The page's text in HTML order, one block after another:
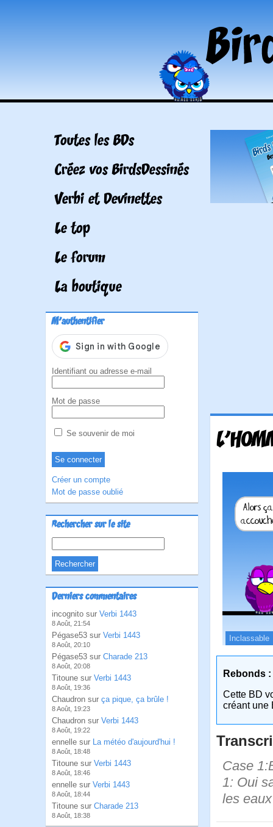
Toutes les BDs
Créez vos BirdsDessinés
Verbi et Devinettes
Le top
Le forum
La boutique
M'authentifier
Identifiant ou adresse e-mail
Mot de passe
Se souvenir de moi
Créer un compte
Mot de passe oublié
Rechercher sur le site
Derniers commentaires
incognito sur Verbi 1443
8 Août, 21:54
Pégase53 sur Verbi 1443
8 Août, 20:10
Pégase53 sur Charade 213
8 Août, 20:08
Titoune sur Verbi 1443
8 Août, 19:36
Chaudron sur ça pique, ça brûle !
8 Août, 19:23
Chaudron sur Verbi 1443
8 Août, 19:22
ennelle sur La météo d'aujourd'hui !
8 Août, 18:48
Titoune sur Verbi 1443
8 Août, 18:46
ennelle sur Verbi 1443
8 Août, 18:44
Titoune sur Charade 213
8 Août, 18:38
Inclassable
Rebonds :
Cette BD
créant une
Case
1: Oui
les